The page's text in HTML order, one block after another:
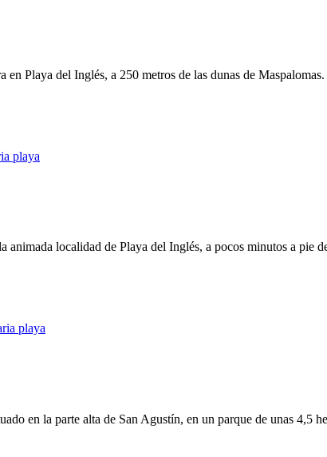
Playa del Inglés, a 250 metros de las dunas de
localidad de Playa del Inglés, a pocos minutos a pie
en la parte alta de San Agustín, en un parque de unas 4,5